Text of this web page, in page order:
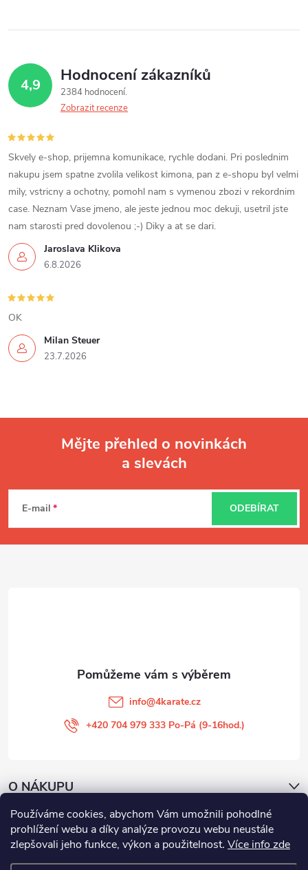
Používáme cookies, abychom Vám umožnili pohodlné
prohlížení webu a díky analýze provozu webu neustále
zlepšovali jeho funkce, výkon a použitelnost. Více info zde
4,9 Hodnocení zákazníků
2384 hodnocení
Zobrazit recenze
Jaroslava Klikova
6.8.2026
Skvely e-shop, prijemna komunikace, rychle dodani. Pri poslednim
nakupu jsem spatne zvolila velikost kimona, pan z e-shopu byl velmi
mily, vstricny a ochotny, pomohl nam s vymenou zbozi v rekordnim
case. Neznam Vase jmeno, ale jeste jednou moc dekuji, usetril jste
nam starosti pred dovolenou ;-) Diky a at se dari.
Milan Steuer
23.7.2026
OK
p
Mějte přehled o novinkách
a slevách
E-mail ODEBÍRAT
info@4karate.cz
+420 704 979 333 Po-Pá (9-16hod.)
O NÁKUPU
Facebook